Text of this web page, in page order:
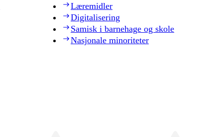
Læremidler
Digitalisering
Samisk i barnehage og skole
Nasjonale minoriteter